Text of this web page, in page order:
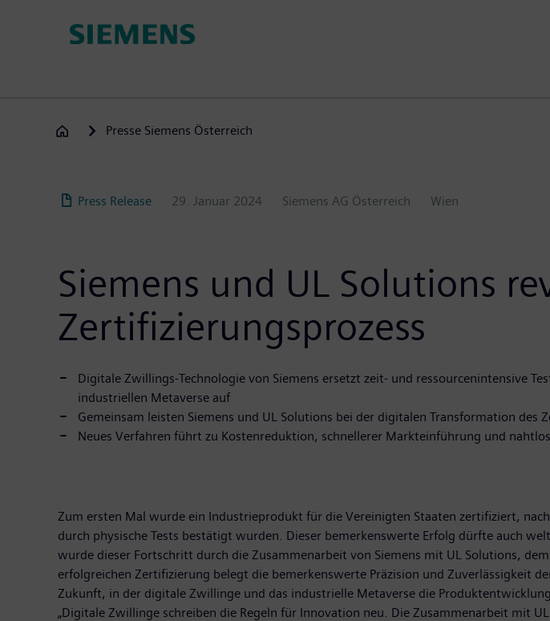
Presse Siemens Österreich
Press Release 29. Januar 2024 Siemens AG Österreich Wien
Siemens und UL Solutions
Zertifizierungsprozess
Digitale Zwillings-Technologie von Siemens ersetzt zeit- und ressourcenintensive
industriellen Metaverse auf
Gemeinsam leisten Siemens und UL Solutions bei der digitalen Transformation des
Neues Verfahren führt zu Kostenreduktion, schnellerer Markteinführung und
Zum ersten Mal wurde ein Industrieprodukt für die Vereinigten Staaten zertifiziert,
durch physische Tests bestätigt wurden. Dieser bemerkenswerte Erfolg dürfte auch
wurde dieser Fortschritt durch die Zusammenarbeit von Siemens mit UL Solutions,
erfolgreichen Zertifizierung belegt die bemerkenswerte Präzision und Zuverlässigkeit
Zukunft, in der digitale Zwillinge und das industrielle Metaverse die
„Digitale Zwillinge schreiben die Regeln für Innovation neu. Die Zusammenarbeit mit